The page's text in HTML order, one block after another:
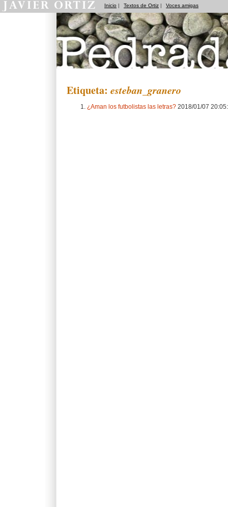
Inicio | Textos de Ortiz | Voces amigas
Etiqueta: esteban_granero
¿Aman los futbolistas las letras? 2018/01/07